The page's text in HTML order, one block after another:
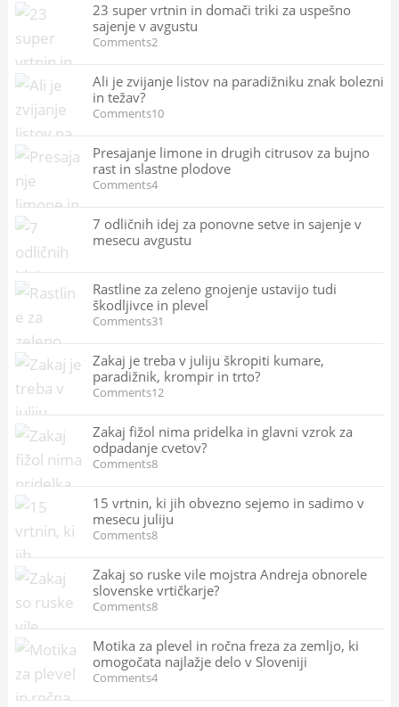
23 super vrtnin in domači triki za uspešno
sajenje v avgustu
Comments2
Ali je zvijanje listov na paradižniku znak bolezni
in težav?
Comments10
Presajanje limone in drugih citrusov za bujno
rast in slastne plodove
Comments4
7 odličnih idej za ponovne setve in sajenje v
mesecu avgustu
Rastline za zeleno gnojenje ustavijo tudi
škodljivce in plevel
Comments31
Zakaj je treba v juliju škropiti kumare,
paradižnik, krompir in trto?
Comments12
Zakaj fižol nima pridelka in glavni vzrok za
odpadanje cvetov?
Comments8
15 vrtnin, ki jih obvezno sejemo in sadimo v
mesecu juliju
Comments8
Zakaj so ruske vile mojstra Andreja obnorele
slovenske vrtičkarje?
Comments8
Motika za plevel in ročna freza za zemljo, ki
omogočata najlažje delo v Sloveniji
Comments4